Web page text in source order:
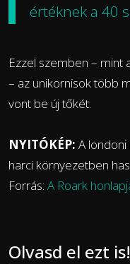
értéknek a 40
Ezzel szemben – mint
– az unikornisok több
vont be új tőkét.
NYITÓKÉP: A londoni
harci környezetben
Forrás: A Roark
Olvasd el ezt is!